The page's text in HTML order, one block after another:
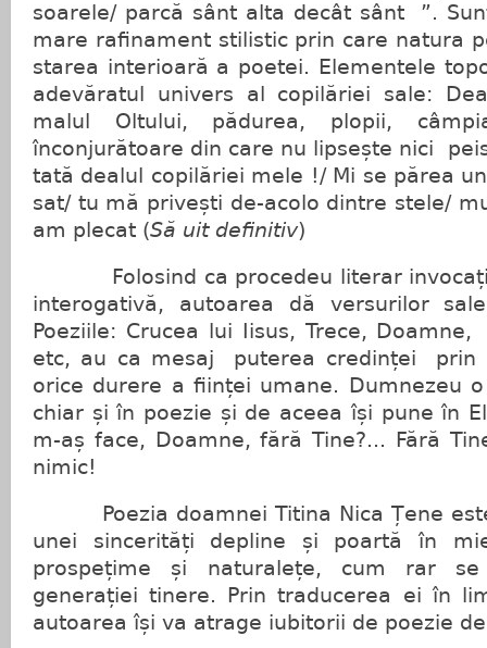
soarele/ parcă sânt alta decât sânt ”.
mare rafinament stilistic prin care natura
starea interioară a poetei. Elementele
adevăratul univers al copilăriei sale:
malul Oltului, pădurea, plopii,
înconjurătoare din care nu lipsește nici
tată dealul copilăriei mele !/ Mi se părea
sat/ tu mă privești de-acolo dintre stele/
am plecat (Să uit definitiv)
Folosind ca procedeu literar
interogativă, autoarea dă versurilor
Poeziile: Crucea lui Iisus, Trece,
etc, au ca mesaj puterea credinței prin
orice durere a ființei umane. Dumnezeu
chiar și în poezie și de aceea își pune în
m-aș face, Doamne, fără Tine?... Fără
nimic!
Poezia doamnei Titina Nica Țene
unei sincerități depline și poartă în
prospețime și naturalețe, cum rar
generației tinere. Prin traducerea ei în
autoarea își va atrage iubitorii de poezie